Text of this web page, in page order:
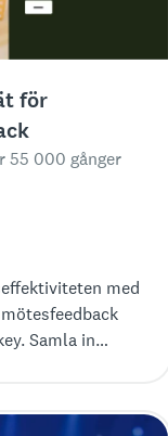
för
55 000 gånger
med
Samla in